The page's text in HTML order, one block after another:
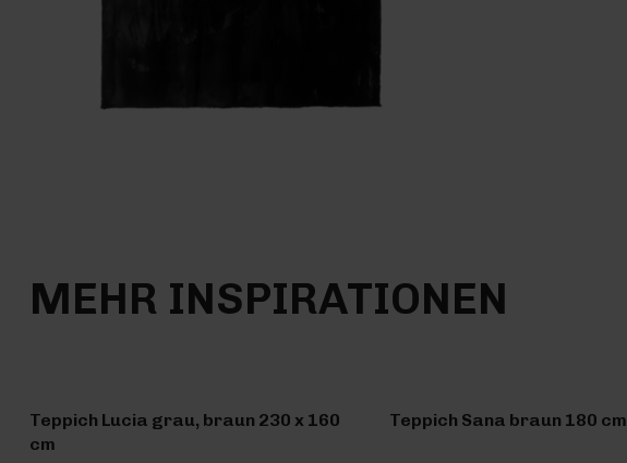
MEHR INSPIRATIONEN
Teppich Lucia grau, braun 230 x 160
cm
Teppich Sana braun 180 cm